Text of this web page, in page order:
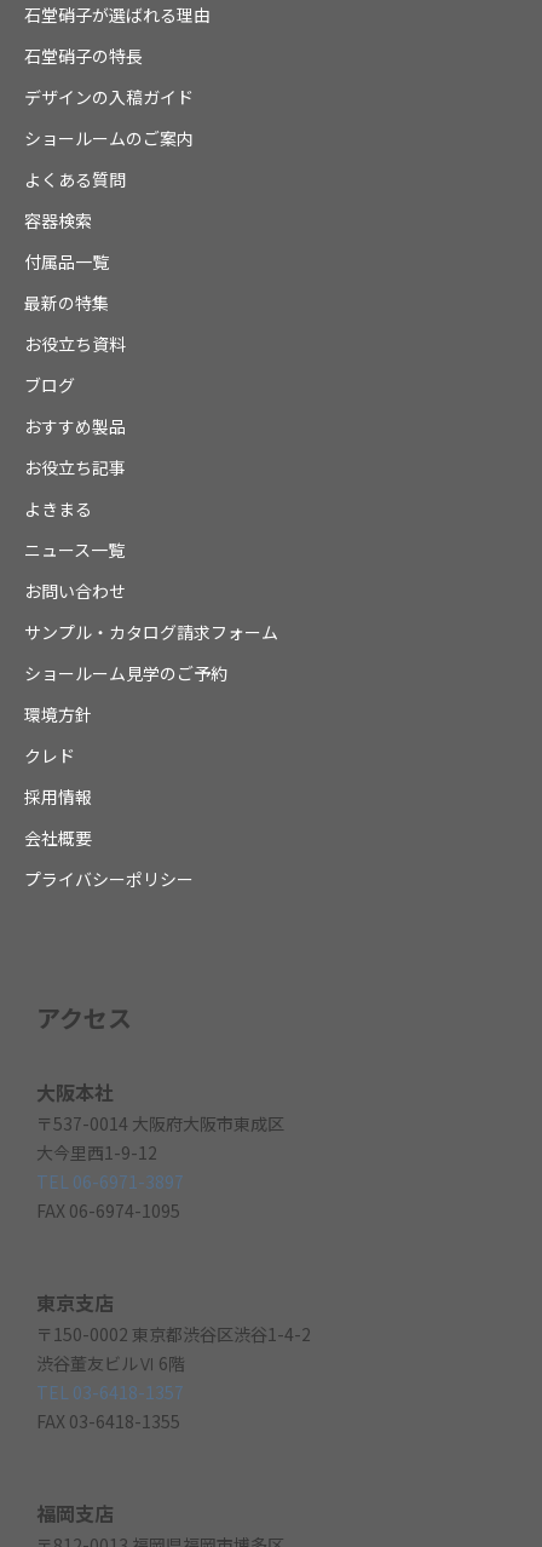
石堂硝子が選ばれる理由
石堂硝子の特長
デザインの入稿ガイド
ショールームのご案内
よくある質問
容器検索
付属品一覧
最新の特集
お役立ち資料
ブログ
おすすめ製品
お役立ち記事
よきまる
ニュース一覧
お問い合わせ
サンプル・カタログ請求フォーム
ショールーム見学のご予約
環境方針
クレド
採用情報
会社概要
プライバシーポリシー
アクセス
大阪本社
〒537-0014 大阪府大阪市東成区
大今里西1-9-12
TEL 06-6971-3897
FAX 06-6974-1095
東京支店
〒150-0002 東京都渋谷区渋谷1-4-2
渋谷董友ビルⅥ 6階
TEL 03-6418-1357
FAX 03-6418-1355
福岡支店